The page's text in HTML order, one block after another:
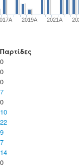
2019A 2021A
Παρτίδες
0
0
0
7
0
10
22
9
7
14
0